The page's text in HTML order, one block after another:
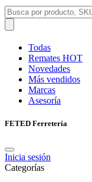
Todas
Remates HOT
Novedades
Más vendidos
Marcas
Asesoría
FETED Ferretería
Inicia sesión
Categorías